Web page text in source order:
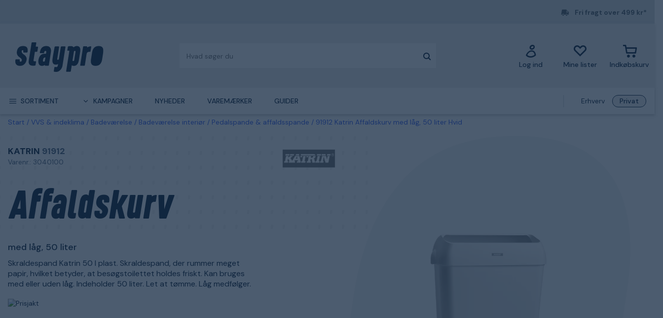
Fri fragt over 499 kr*
Log ind Mine lister Indkøbskurv
SORTIMENT KAMPAGNER NYHEDER VAREMÆRKER GUIDER Erhverv Privat
Start VVS & indeklima Badeværelse Badeværelse interiør Pedalspande & affaldsspande 91912 Katrin Affaldskurv med låg, 50 liter Hvid
KATRIN 91912
Varenr.: 3040100
Affaldskurv
med låg, 50 liter
Skraldespand Katrin 50 l plast. Skraldespand, der rummer meget
papir, hvilket betyder, at besøgstoilettet holdes friskt. Kan bruges
med eller uden låg. Indeholder 50 liter. Let at tømme. Låg medfølger.